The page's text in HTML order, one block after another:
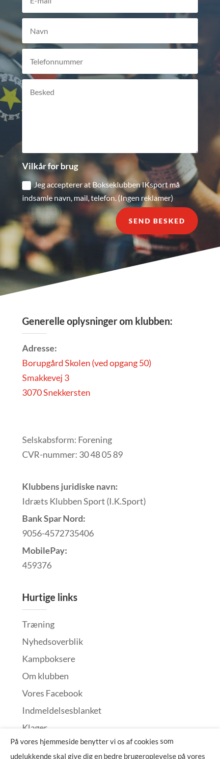
Vilkår for brug
Jeg accepterer at Bokseklubben IKsport må
indsamle navn, mail, telefon. (Ingen reklamer)
SEND BESKED
Generelle oplysninger om klubben:
Adresse:
Borupgård Skolen (ved opgang 50)
Smakkevej 3
3070 Snekkersten
Selskabsform: Forening
CVR-nummer: 30 48 05 89
Klubbens juridiske navn:
Idræts Klubben Sport (I.K.Sport)
Bank Spar Nord:
9056-4572735406
MobilePay:
459376
Hurtige links
Træning
Nyhedsoverblik
Kampboksere
Om klubben
Vores Facebook
Indmeldelsesblanket
Klager
På vores hjemmeside benytter vi os af cookies som
udelukkende skal give dig en bedre brugeroplevelse på vores